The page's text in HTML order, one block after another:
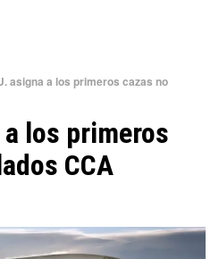
asigna a los primeros cazas no
a los primeros
CCA